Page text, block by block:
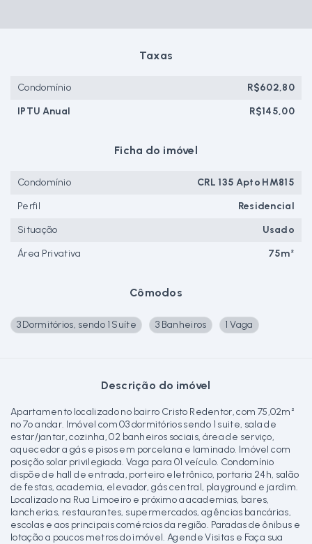
Cômodos
3 Dormitórios, sendo 1 Suíte 3 Banheiros 1 Vaga
Descrição do imóvel
Apartamento localizado no bairro Cristo Redentor, com 75,02m²
no 7º andar. Imóvel com 03 dormitórios sendo 1 suite, sala de
estar/jantar, cozinha, 02 banheiros sociais, área de serviço,
aquecedor a gás e pisos em porcelana e laminado. Imóvel com
posição solar privilegiada. Vaga para 01 veículo. Condomínio
dispõe de hall de entrada, porteiro eletrônico, portaria 24h, salão
de festas, academia, elevador, gás central, playground e jardim.
Localizado na Rua Limoeiro e próximo a academias, bares,
lancherias, restaurantes, supermercados, agências bancárias,
escolas e aos principais comércios da região. Paradas de ônibus e
lotação a poucos metros do imóvel. Agende Visitas e Faça sua
Taxas
Condomínio
R$602,80
IPTU Anual
R$145,00
Ficha do imóvel
Condomínio
CRL 135 Apto HM815
Perfil
Residencial
Situação
Usado
Área Privativa
75m²